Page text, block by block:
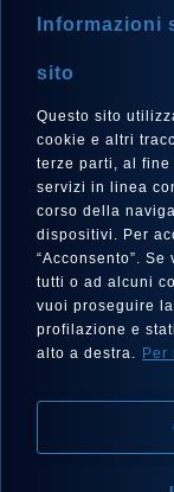
LINGUA
Italiano
SEGUICI SU
Informazioni
sito
Questo sito
cookie e altri
terze parti, al
servizi in linea
corso della
dispositivi. Per
“Acconsento”.
tutti o ad alcuni
vuoi proseguire
profilazione e
alto a destra. Per